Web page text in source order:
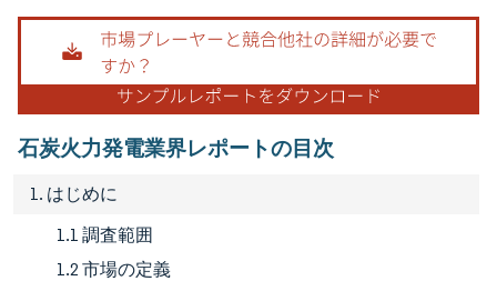
画像 © Mordor Intelligence。再利用にはCC BY 4.0の表示が必要です。
石炭火力発電業界レポートの目次
1. はじめに
1.1 調査範囲
1.2 市場の定義